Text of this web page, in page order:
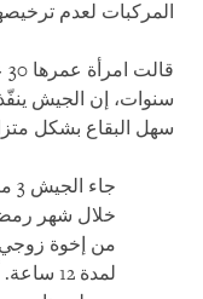
المركبات لعدم
سنوات، إن الجيش
سهل البقاع بشكل
لمدة